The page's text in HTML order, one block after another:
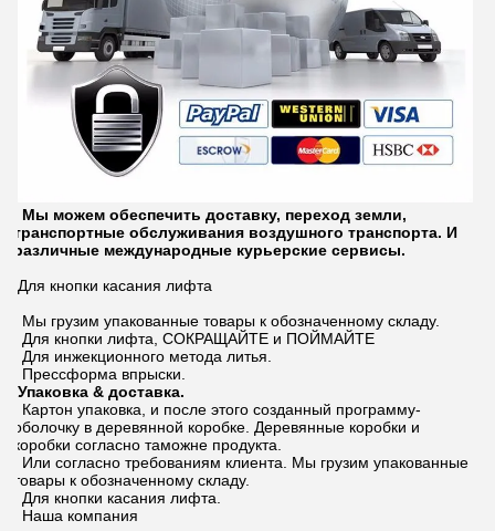
Мы можем обеспечить доставку, переход земли,
транспортные обслуживания воздушного транспорта. И
различные международные курьерские сервисы.
Для кнопки касания лифта
Мы грузим упакованные товары к обозначенному складу.
Для кнопки лифта, СОКРАЩАЙТЕ и ПОЙМАЙТЕ
Для инжекционного метода литья.
Прессформа впрыски.
Упаковка & доставка.
Картон упаковка, и после этого созданный программу-
оболочку в деревянной коробке. Деревянные коробки и
коробки согласно таможне продукта.
Или согласно требованиям клиента. Мы грузим упакованные
товары к обозначенному складу.
Для кнопки касания лифта.
Наша компания